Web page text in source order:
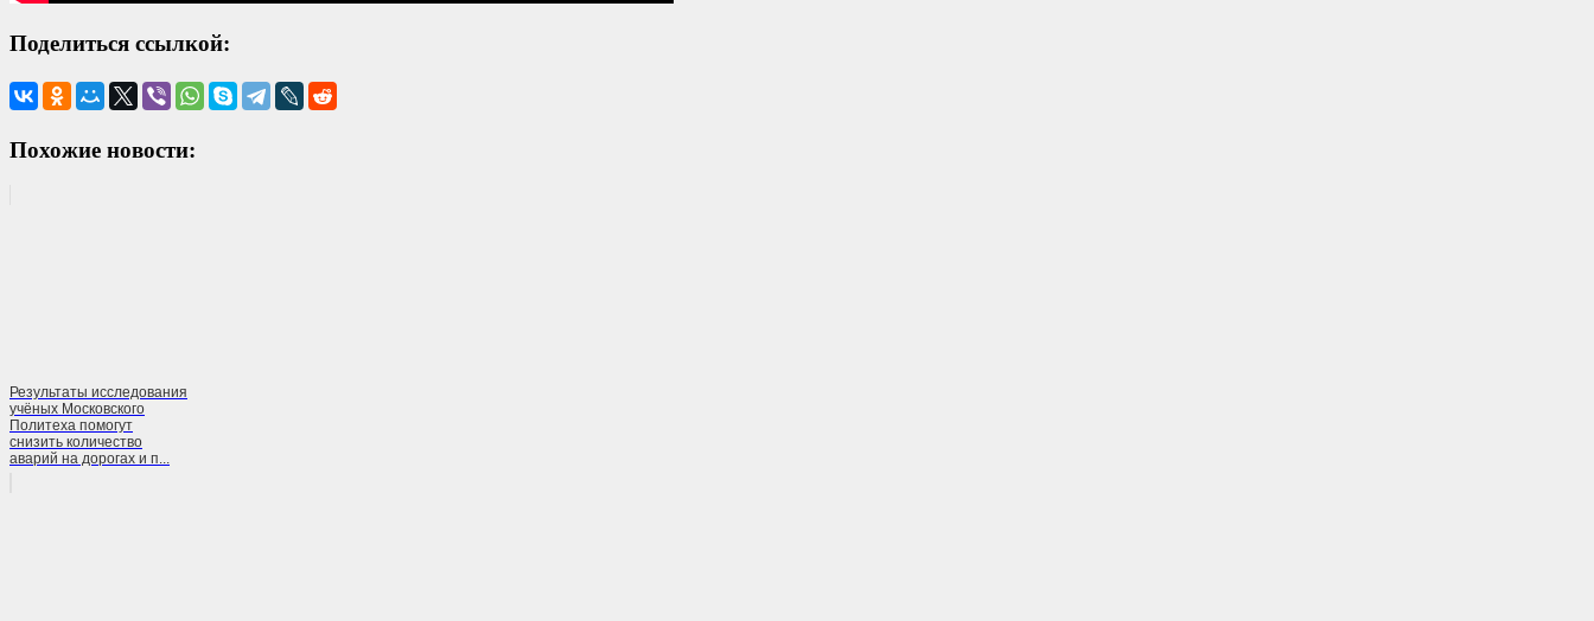
Поделиться ссылкой:
Похожие новости:
Результаты исследования
учёных Московского
Политеха помогут
снизить количество
аварий на дорогах и п...